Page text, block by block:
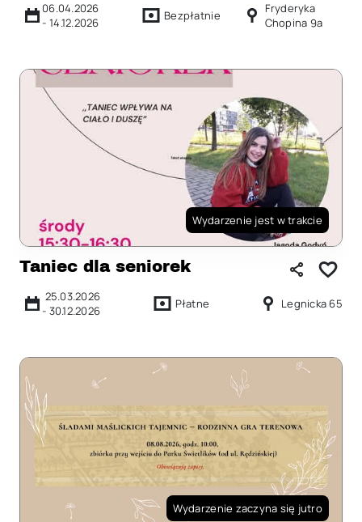
06.04.2026
- 14.12.2026 Bezpłatnie
Fryderyka
Chopina 9a
Wydarzenie jest w trakcie
Taniec dla seniorek
25.03.2026
- 30.12.2026 Płatne Legnicka 65
Wydarzenie zaczyna się jutro